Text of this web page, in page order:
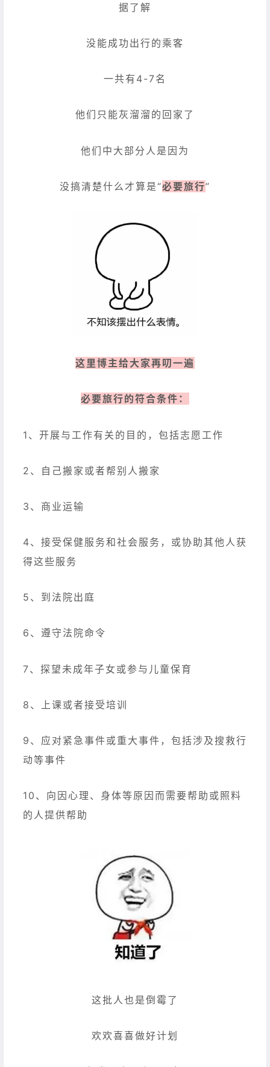
据了解
没能成功出行的乘客
一共有4-7名
他们只能灰溜溜的回家了
他们中大部分人是因为
没搞清楚什么才算是“必要旅行”
这里博主给大家再叨一遍
必要旅行的符合条件：
1、开展与工作有关的目的，包括志愿工作
2、自己搬家或者帮别人搬家
3、商业运输
4、接受保健服务和社会服务，或协助其他人获
得这些服务
5、到法院出庭
6、遵守法院命令
7、探望未成年子女或参与儿童保育
8、上课或者接受培训
9、应对紧急事件或重大事件，包括涉及搜救行
动等事件
10、向因心理、身体等原因而需要帮助或照料
的人提供帮助
这批人也是倒霉了
欢欢喜喜做好计划